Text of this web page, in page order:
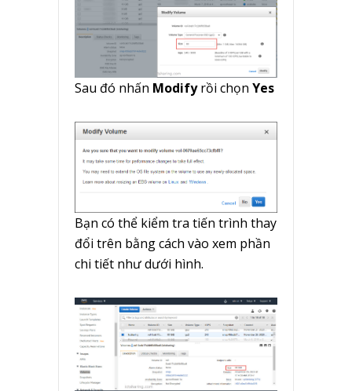
Sau đó nhấn Modifyrồi chọn Yes
Bạn có thể kiểm tra tiến trình thay
đổi trên bằng cách vào xem phần
chi tiết như dưới hình.